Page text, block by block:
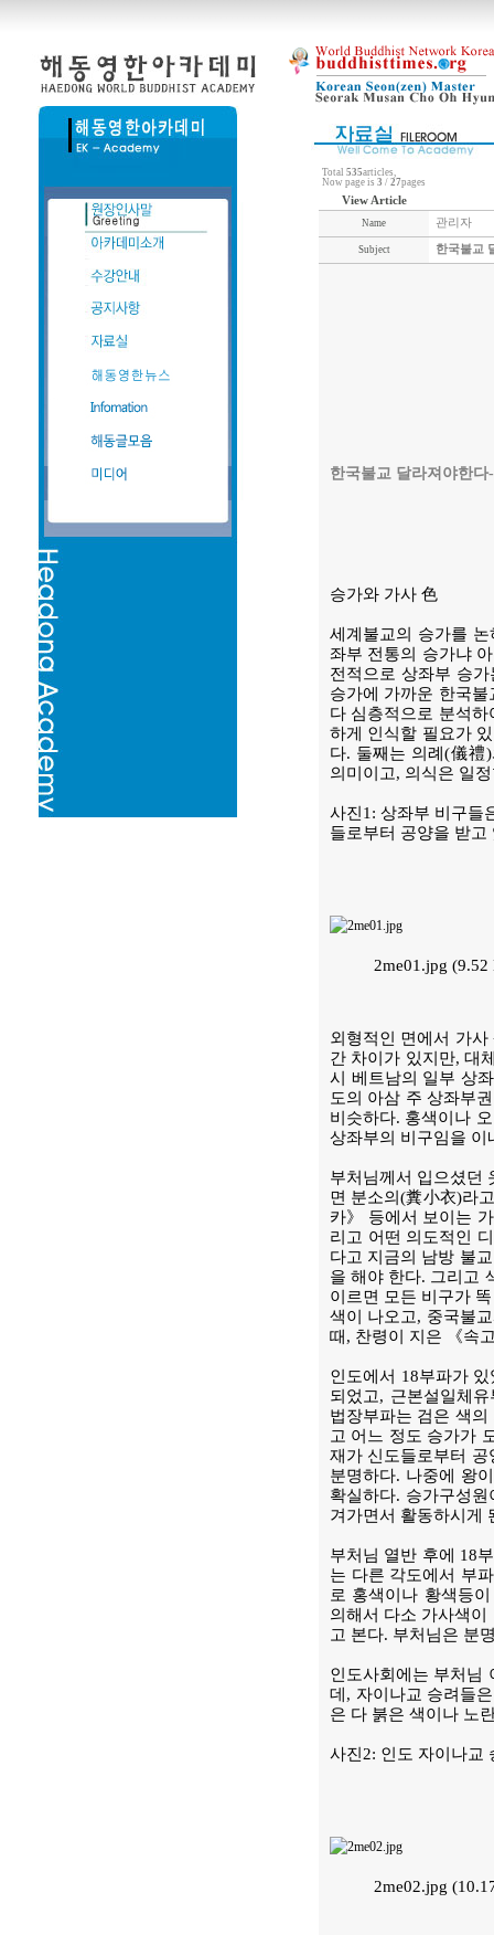
Total 535articles,
Now page is 3 / 27pages
View Article
Name 관리자
Subject 한국불교
한국불교 달라져야한
승가와 가사 色
세계불교의 승가를
좌부 전통의 승가냐
전적으로 상좌부 승
승가에 가까운 한국
다 심층적으로 분석
하게 인식할 필요가
다. 둘째는 의례(儀禮
의미이고, 의식은 일
사진1: 상좌부 비구들
들로부터 공양을 받고
2me01.jpg
외형적인 면에서 가
간 차이가 있지만, 대
시 베트남의 일부 상
도의 아삼 주 상좌부
비슷하다. 홍색이나
상좌부의 비구임을 이
부처님께서 입으셨던
면 분소의(糞小衣)라
카》 등에서 보이는
리고 어떤 의도적인
다고 지금의 남방 불
을 해야 한다. 그리고
이르면 모든 비구가
색이 나오고, 중국불
때, 찬령이 지은 《속
인도에서 18부파가
되었고, 근본설일체
법장부파는 검은 색
고 어느 정도 승가가
재가 신도들로부터
분명하다. 나중에 왕
확실하다. 승가구성
겨가면서 활동하시게
부처님 열반 후에 18
는 다른 각도에서 부
로 홍색이나 황색등
의해서 다소 가사색
고 본다. 부처님은 분
인도사회에는 부처님
데, 자이나교 승려들
은 다 붉은 색이나 노
사진2: 인도 자이나교
2me02.jpg